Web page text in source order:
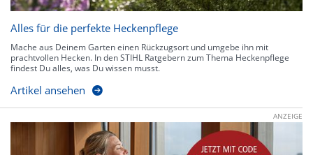
Alles für die perfekte Heckenpflege
Mache aus Deinem Garten einen Rückzugsort und umgebe ihn mit
prachtvollen Hecken. In den STIHL Ratgebern zum Thema Heckenpflege
findest Du alles, was Du wissen musst.
Artikel ansehen
ANZEIGE